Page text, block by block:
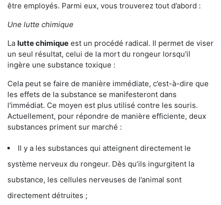
être employés. Parmi eux, vous trouverez tout d’abord :
Une lutte chimique
La lutte chimique est un procédé radical. Il permet de viser
un seul résultat, celui de la mort du rongeur lorsqu'il
ingère une substance toxique :
Cela peut se faire de manière immédiate, c’est-à-dire que
les effets de la substance se manifesteront dans
l'immédiat. Ce moyen est plus utilisé contre les souris.
Actuellement, pour répondre de manière efficiente, deux
substances priment sur marché :
Il y a les substances qui atteignent directement le
système nerveux du rongeur. Dès qu’ils ingurgitent la
substance, les cellules nerveuses de l’animal sont
directement détruites ;